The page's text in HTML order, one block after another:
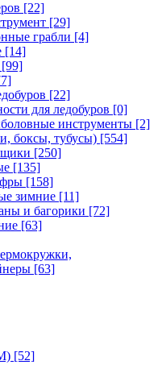
[22]
[29]
грабли [4]
[14]
[99]
[22]
для ледобуров [0]
инструменты [2]
боксы, тубусы) [554]
[250]
[135]
[158]
зимние [11]
и багорики [72]
[63]
[63]
[52]